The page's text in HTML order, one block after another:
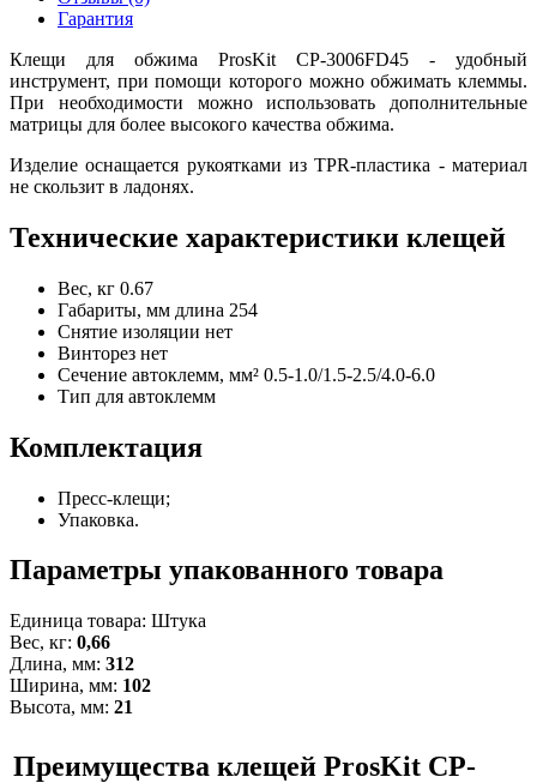
Гарантия
Клещи для обжима ProsKit CP-3006FD45 - удобный
инструмент, при помощи которого можно обжимать клеммы.
При необходимости можно использовать дополнительные
матрицы для более высокого качества обжима.
Изделие оснащается рукоятками из TPR-пластика - материал
не скользит в ладонях.
Технические характеристики клещей
Вес, кг 0.67
Габариты, мм длина 254
Снятие изоляции нет
Винторез нет
Сечение автоклемм, мм² 0.5-1.0/1.5-2.5/4.0-6.0
Тип для автоклемм
Комплектация
Пресс-клещи;
Упаковка.
Параметры упакованного товара
Единица товара: Штука
Вес, кг: 0,66
Длина, мм: 312
Ширина, мм: 102
Высота, мм: 21
Преимущества клещей ProsKit CP-